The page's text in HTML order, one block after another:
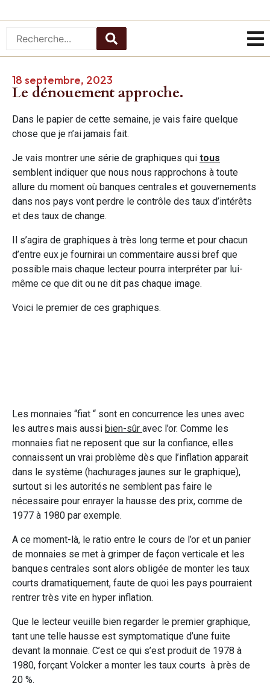
18 septembre, 2023
Le dénouement approche.
Dans le papier de cette semaine, je vais faire quelque
chose que je n’ai jamais fait.
Je vais montrer une série de graphiques qui tous
semblent indiquer que nous nous rapprochons à toute
allure du moment où banques centrales et gouvernements
dans nos pays vont perdre le contrôle des taux d’intérêts
et des taux de change.
Il s’agira de graphiques à très long terme et pour chacun
d’entre eux je fournirai un commentaire aussi bref que
possible mais chaque lecteur pourra interpréter par lui-
même ce que dit ou ne dit pas chaque image.
Voici le premier de ces graphiques.
Les monnaies “fiat “ sont en concurrence les unes avec
les autres mais aussi bien-sûr avec l’or. Comme les
monnaies fiat ne reposent que sur la confiance, elles
connaissent un vrai problème dès que l’inflation apparait
dans le système (hachurages jaunes sur le graphique),
surtout si les autorités ne semblent pas faire le
nécessaire pour enrayer la hausse des prix, comme de
1977 à 1980 par exemple.
A ce moment-là, le ratio entre le cours de l’or et un panier
de monnaies se met à grimper de façon verticale et les
banques centrales sont alors obligée de monter les taux
courts dramatiquement, faute de quoi les pays pourraient
rentrer très vite en hyper inflation.
Que le lecteur veuille bien regarder le premier graphique,
tant une telle hausse est symptomatique d’une fuite
devant la monnaie. C’est ce qui s’est produit de 1978 à
1980, forçant Volcker a monter les taux courts à près de
20 %.